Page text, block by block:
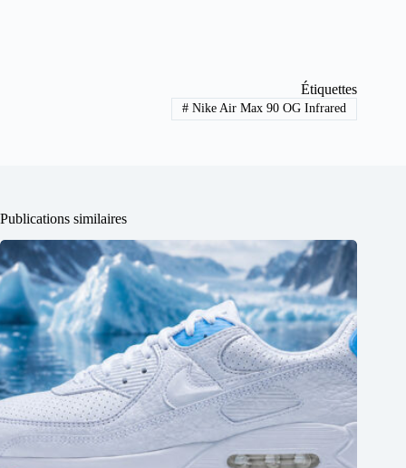
Étiquettes
# Nike Air Max 90 OG Infrared
Publications similaires